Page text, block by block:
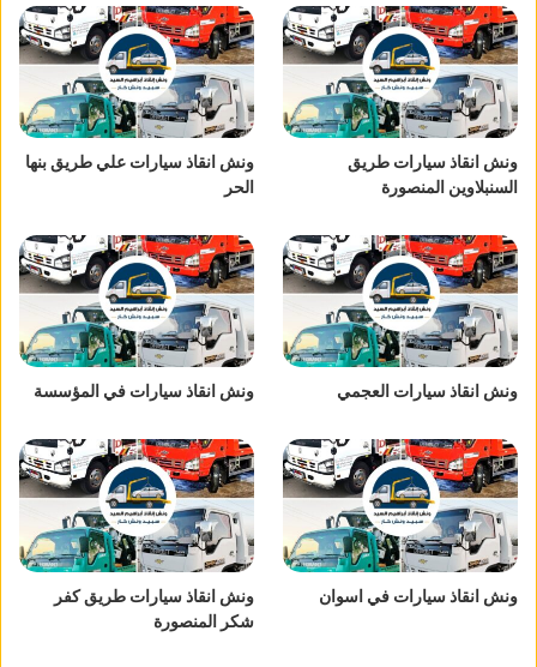
ونش انقاذ سيارات طريق
السنبلاوين المنصورة
ونش انقاذ سيارات علي طريق بنها
الحر
ونش انقاذ سيارات العجمي ونش انقاذ سيارات في المؤسسة
ونش انقاذ سيارات في اسوان
ونش انقاذ سيارات طريق كفر
شكر المنصورة